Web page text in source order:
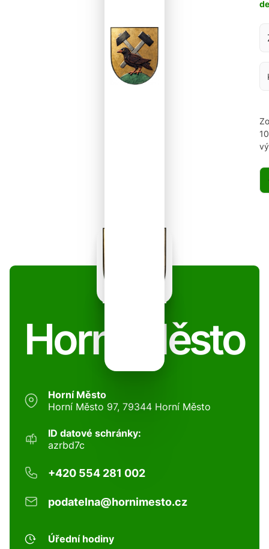
Horní Město
Horní Město
Horní Město 97, 79344 Horní Město
ID datové schránky:
azrbd7c
+420 554 281 002
podatelna@hornimesto.cz
Úřední hodiny